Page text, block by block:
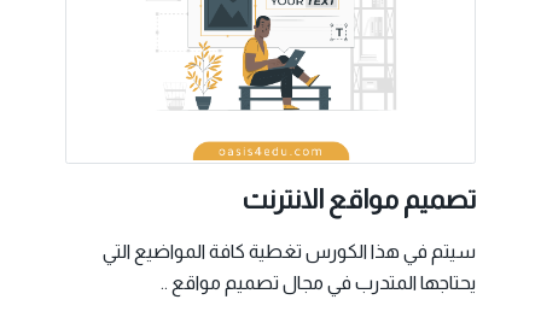
تصميم مواقع الانترنت
سيتم في هذا الكورس تغطية كافة المواضيع التي
يحتاجها المتدرب في مجال تصميم مواقع ..